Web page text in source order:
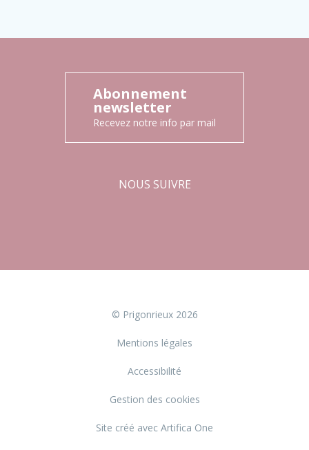
Abonnement
newsletter
Recevez notre info par mail
NOUS SUIVRE
© Prigonrieux 2026
Mentions légales
Accessibilité
Gestion des cookies
Site créé avec Artifica One